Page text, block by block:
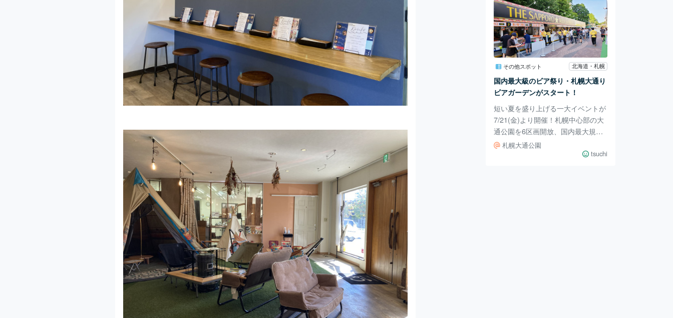
に東京で生まれますが、その後北海
道大学の前身にあたる札幌農学校に
進学します。小説家として活躍する
一方で晩年には、自身が所有してい
たニセコ町にある農場を小作人に無
償解放したことによって北海道の開
拓や農業の発展に寄与しました。
入館料は一般500円、高校生100
円、中学生以下は
その他スポット 北海道・札幌
国内最大級のビア祭り・札幌大通り
ビアガーデンがスタート！
短い夏を盛り上げる一大イベントが
7/21(金)より開催！札幌中心部の大
通公園を6区画開放、国内最大規模
の約10,000席を擁する現場からのレ
ポートです。 大通西5丁目はサント
札幌大通公園
tsuchi